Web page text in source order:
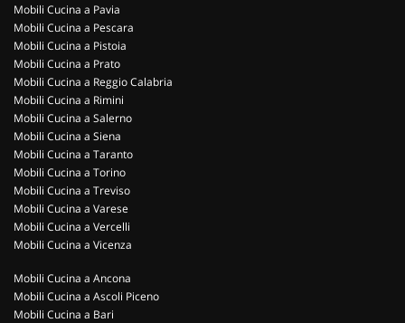
Mobili Cucina a Pavia
Mobili Cucina a Pescara
Mobili Cucina a Pistoia
Mobili Cucina a Prato
Mobili Cucina a Reggio Calabria
Mobili Cucina a Rimini
Mobili Cucina a Salerno
Mobili Cucina a Siena
Mobili Cucina a Taranto
Mobili Cucina a Torino
Mobili Cucina a Treviso
Mobili Cucina a Varese
Mobili Cucina a Vercelli
Mobili Cucina a Vicenza
Mobili Cucina a Ancona
Mobili Cucina a Ascoli Piceno
Mobili Cucina a Bari